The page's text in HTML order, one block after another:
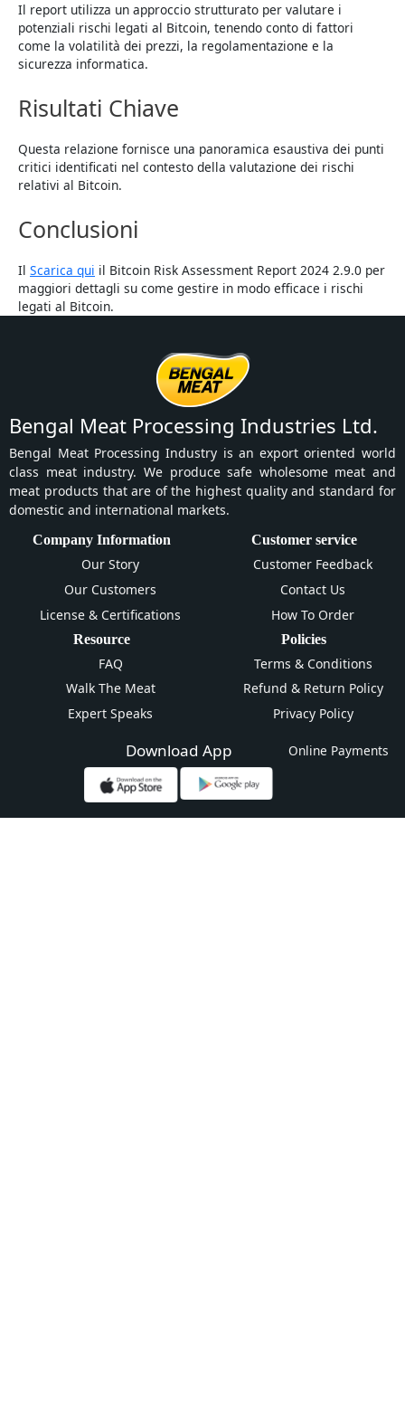
Il report utilizza un approccio strutturato per valutare i
potenziali rischi legati al Bitcoin, tenendo conto di fattori
come la volatilità dei prezzi, la regolamentazione e la
sicurezza informatica.
Risultati Chiave
Questa relazione fornisce una panoramica esaustiva dei punti
critici identificati nel contesto della valutazione dei rischi
relativi al Bitcoin.
Conclusioni
Il Scarica qui il Bitcoin Risk Assessment Report 2024 2.9.0 per
maggiori dettagli su come gestire in modo efficace i rischi
legati al Bitcoin.
Bengal Meat Processing Industries Ltd.
Bengal Meat Processing Industry is an export oriented world
class meat industry. We produce safe wholesome meat and
meat products that are of the highest quality and standard for
domestic and international markets.
Company Information
Our Story
Our Customers
License & Certifications
Customer service
Customer Feedback
Contact Us
How To Order
Resource
FAQ
Walk The Meat
Expert Speaks
Policies
Terms & Conditions
Refund & Return Policy
Privacy Policy
Download App Online Payments